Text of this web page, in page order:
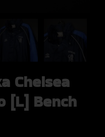
Chelsea
[L] Bench